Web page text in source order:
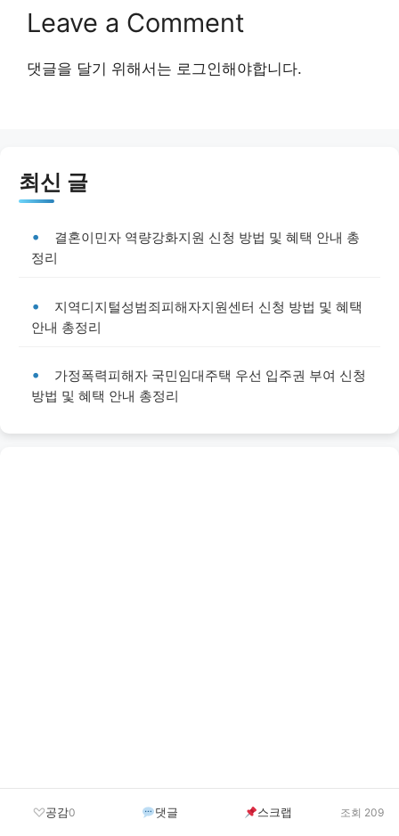
Leave a Comment
댓글을 달기 위해서는 로그인해야합니다.
최신 글
결혼이민자 역량강화지원 신청 방법 및 혜택 안내 총
정리
지역디지털성범죄피해자지원센터 신청 방법 및 혜택
안내 총정리
가정폭력피해자 국민임대주택 우선 입주권 부여 신청
방법 및 혜택 안내 총정리
공감0 댓글 스크랩 조회 209